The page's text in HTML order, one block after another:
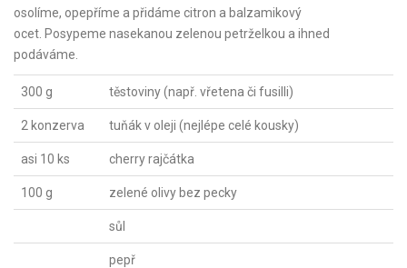
osolíme, opepříme a přidáme citron a balzamikový
ocet. Posypeme nasekanou zelenou petrželkou a ihned
podáváme.
300 g těstoviny (např. vřetena či fusilli)
2 konzerva tuňák v oleji (nejlépe celé kousky)
asi 10 ks cherry rajčátka
100 g zelené olivy bez pecky
sůl
pepř